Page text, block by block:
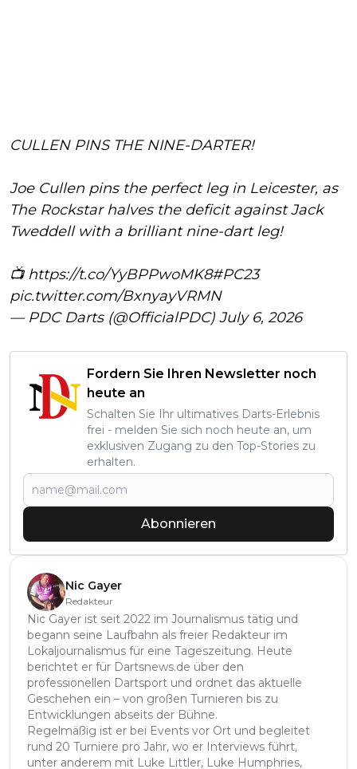
CULLEN PINS THE NINE-DARTER!
Joe Cullen pins the perfect leg in Leicester, as
The Rockstar halves the deficit against Jack
Tweddell with a brilliant nine-dart leg!
📺 https://t.co/YyBPPwoMK8#PC23
pic.twitter.com/BxnyayVRMN
— PDC Darts (@OfficialPDC) July 6, 2026
Fordern Sie Ihren Newsletter noch
heute an
Schalten Sie Ihr ultimatives Darts-Erlebnis
frei - melden Sie sich noch heute an, um
exklusiven Zugang zu den Top-Stories zu
erhalten.
Abonnieren
Nic Gayer
Redakteur
Nic Gayer ist seit 2022 im Journalismus tätig und
begann seine Laufbahn als freier Redakteur im
Lokaljournalismus für eine Tageszeitung. Heute
berichtet er für Dartsnews.de über den
professionellen Dartsport und ordnet das aktuelle
Geschehen ein – von großen Turnieren bis zu
Entwicklungen abseits der Bühne.
Regelmäßig ist er bei Events vor Ort und begleitet
rund 20 Turniere pro Jahr, wo er Interviews führt,
unter anderem mit Luke Littler, Luke Humphries,